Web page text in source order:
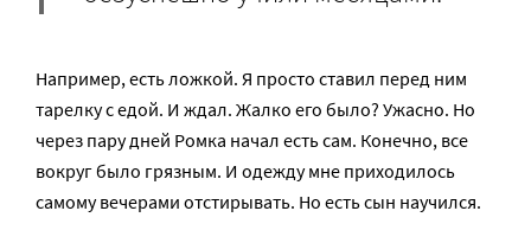
Например, есть ложкой. Я просто ставил перед ним
тарелку с едой. И ждал. Жалко его было? Ужасно. Но
через пару дней Ромка начал есть сам. Конечно, все
вокруг было грязным. И одежду мне приходилось
самому вечерами отстирывать. Но есть сын научился.